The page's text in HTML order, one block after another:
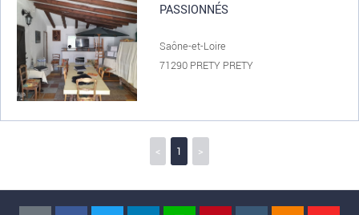
PASSIONNÉS
Saône-et-Loire
71290 PRETY PRETY
< 1 >